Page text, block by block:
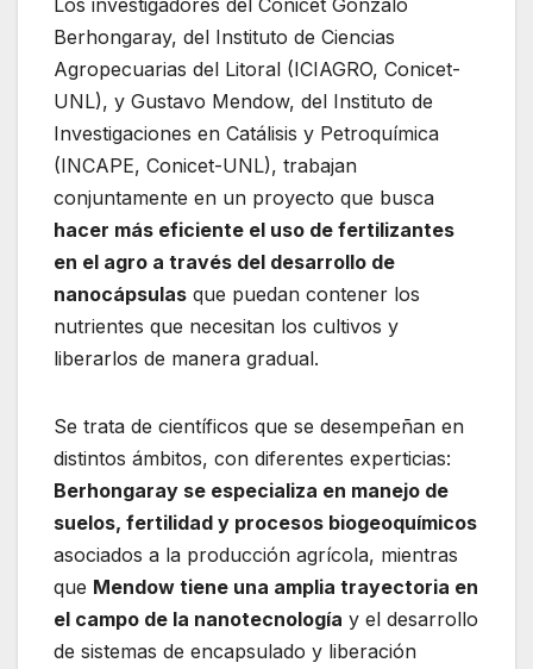
Berhongaray, del Instituto de Ciencias
Agropecuarias del Litoral (ICIAGRO, Conicet-
UNL), y Gustavo Mendow, del Instituto de
Investigaciones en Catálisis y Petroquímica
(INCAPE, Conicet-UNL), trabajan
conjuntamente en un proyecto que busca
hacer más eficiente el uso de fertilizantes
en el agro a través del desarrollo de
nanocápsulas que puedan contener los
nutrientes que necesitan los cultivos y
liberarlos de manera gradual.
Se trata de científicos que se desempeñan en
distintos ámbitos, con diferentes experticias:
Berhongaray se especializa en manejo de
suelos, fertilidad y procesos biogeoquímicos
asociados a la producción agrícola, mientras
que Mendow tiene una amplia trayectoria en
el campo de la nanotecnología y el desarrollo
de sistemas de encapsulado y liberación